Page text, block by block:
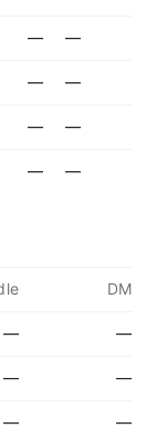
— —
— —
— —
— —
DM
— —
— —
— —